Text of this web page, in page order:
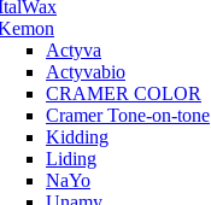
Actyva
Actyvabio
CRAMER COLOR
Cramer Tone-on-tone
Kidding
Liding
NaYo